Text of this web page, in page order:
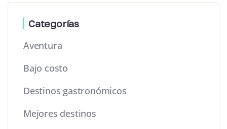
Categorías
Aventura
Bajo costo
Destinos gastronómicos
Mejores destinos